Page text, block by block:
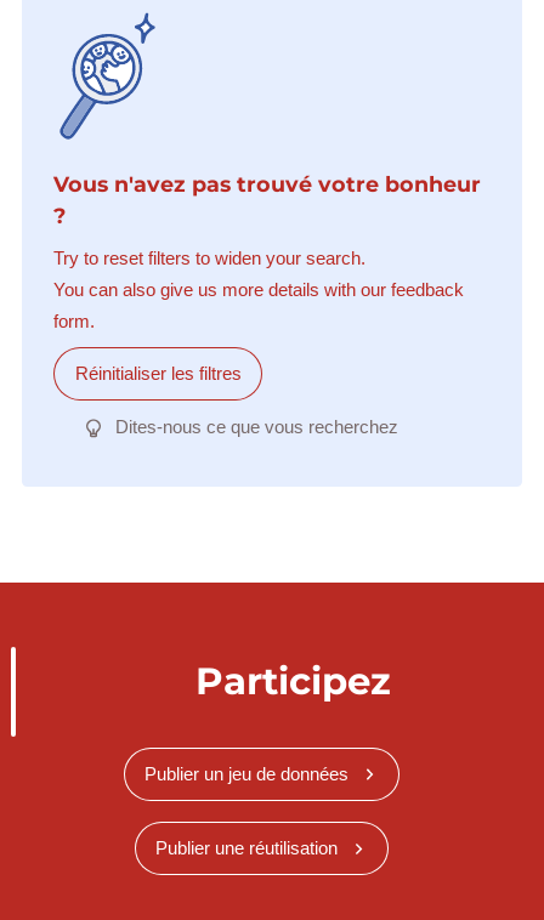
Vous n'avez pas trouvé votre bonheur
?
Try to reset filters to widen your search.
You can also give us more details with our feedback
form.
Réinitialiser les filtres
Dites-nous ce que vous recherchez
Participez
Publier un jeu de données
Publier une réutilisation